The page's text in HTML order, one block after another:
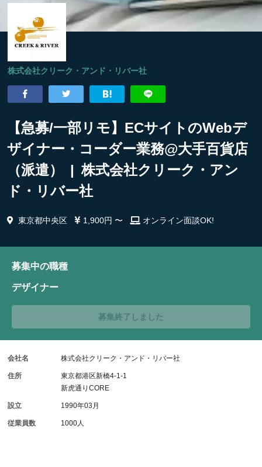
株式会社クリーク・アンド・リバー社
【急募/一部リモ】ECサイトのWebデ
ザイナー・コーダー業務@大手百貨店
（派遣） | 株式会社クリーク・アン
ド・リバー社
東京都中央区 1,900円 〜 オンライン面談OK!
募集中の職種
デザイナー
募集終了しました
会社名 株式会社クリーク・アンド・リバー社
住所
東京都港区新橋4-1-1
新虎通りCORE
設立 1990年03月
従業員数 1000人